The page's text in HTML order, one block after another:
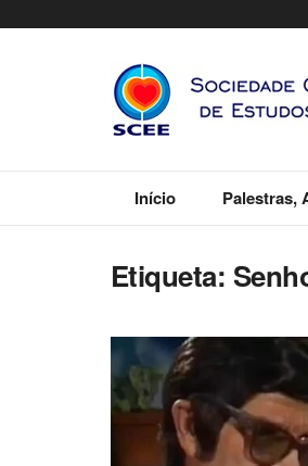
Início Palestras,
Etiqueta: